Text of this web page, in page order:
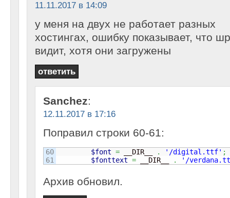
11.11.2017 в 14:09
у меня на двух не работает разных
хостингах, ошибку показывает, что
видит, хотя они загружены
ответить
Sanchez:
12.11.2017 в 17:16
Поправил строки 60-61:
60
$font = __DIR__ . '/digital.ttf' ;
$fonttext = __DIR__ . '/
Архив обновил.